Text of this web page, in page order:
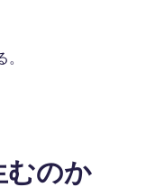
むのか